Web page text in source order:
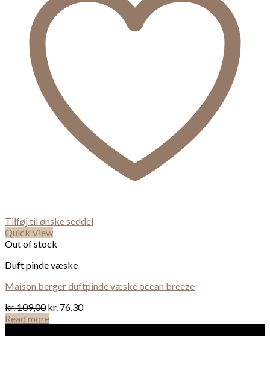
Tilføj til ønske seddel
Quick View
Out of stock
Duft pinde væske
Maison berger duftpinde væske ocean breeze
kr.109,00 kr. 76,30
Read more